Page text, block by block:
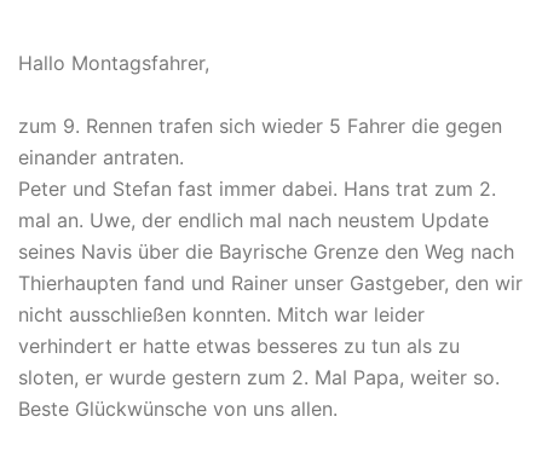
Hallo Montagsfahrer,
zum 9. Rennen trafen sich wieder 5 Fahrer die gegen
einander antraten.
Peter und Stefan fast immer dabei. Hans trat zum 2.
mal an. Uwe, der endlich mal nach neustem Update
seines Navis über die Bayrische Grenze den Weg nach
Thierhaupten fand und Rainer unser Gastgeber, den wir
nicht ausschließen konnten. Mitch war leider
verhindert er hatte etwas besseres zu tun als zu
sloten, er wurde gestern zum 2. Mal Papa, weiter so.
Beste Glückwünsche von uns allen.